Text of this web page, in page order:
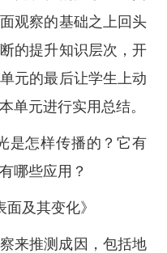
观察的基础之上回头
的提升知识层次，开
元的最后让学生上动
单元进行实用总结。
是怎样传播的？它有
哪些应用？
及其变化》
来推测成因，包括地